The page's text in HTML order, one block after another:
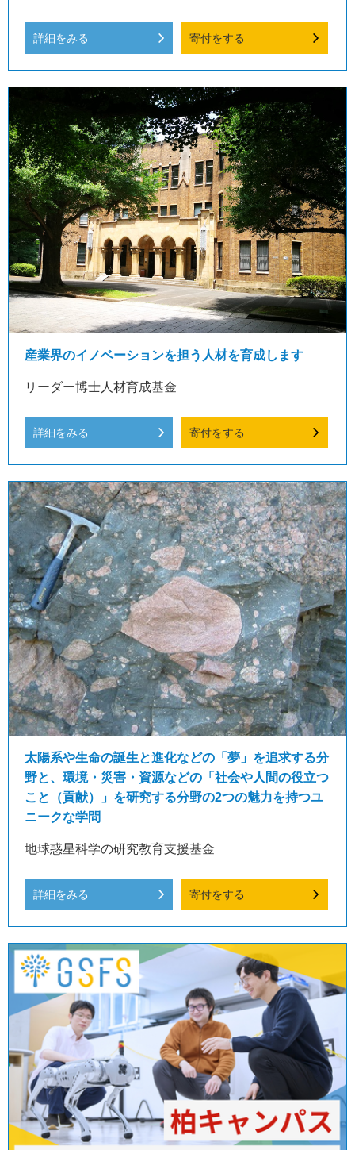
詳細をみる 寄付をする
産業界のイノベーションを担う人材を育成します
リーダー博士人材育成基金
詳細をみる 寄付をする
太陽系や生命の誕生と進化などの「夢」を追求する分
野と、環境・災害・資源などの「社会や人間の役立つ
こと（貢献）」を研究する分野の2つの魅力を持つユ
ニークな学問
地球惑星科学の研究教育支援基金
詳細をみる 寄付をする